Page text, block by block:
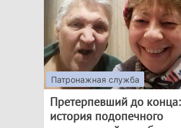
Патронажная служба
Претерпевший до конца:
история подопечного